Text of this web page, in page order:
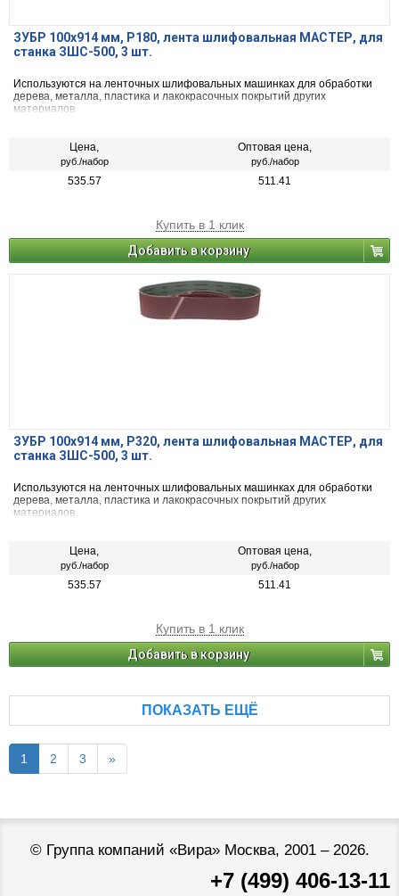
ЗУБР 100х914 мм, P180, лента шлифовальная МАСТЕР, для
станка ЗШС-500, 3 шт.
Используются на ленточных шлифовальных машинках для обработки
дерева, металла, пластика и лакокрасочных покрытий других
материалов
Цена,
руб./набор
Оптовая цена,
руб./набор
535.57 511.41
Купить в 1 клик
Добавить в корзину
ЗУБР 100х914 мм, P320, лента шлифовальная МАСТЕР, для
станка ЗШС-500, 3 шт.
Используются на ленточных шлифовальных машинках для обработки
дерева, металла, пластика и лакокрасочных покрытий других
материалов
Цена,
руб./набор
Оптовая цена,
руб./набор
535.57 511.41
Купить в 1 клик
Добавить в корзину
ПОКАЗАТЬ ЕЩЁ
1 2 3 »
© Группа компаний «Вира»Москва, 2001 – 2026.
+7 (499) 406-13-11